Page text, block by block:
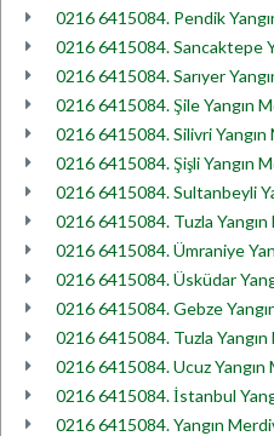
0216 6415084. Pendik
0216 6415084. Sancaktepe
0216 6415084. Sarıyer
0216 6415084. Şile Yangın
0216 6415084. Silivri
0216 6415084. Şişli Yangın
0216 6415084. Sultanbeyli
0216 6415084. Tuzla
0216 6415084. Ümraniye
0216 6415084. Üsküdar
0216 6415084. Gebze
0216 6415084. Tuzla
0216 6415084. Ucuz Yangın
0216 6415084. İstanbul
0216 6415084. Yangın